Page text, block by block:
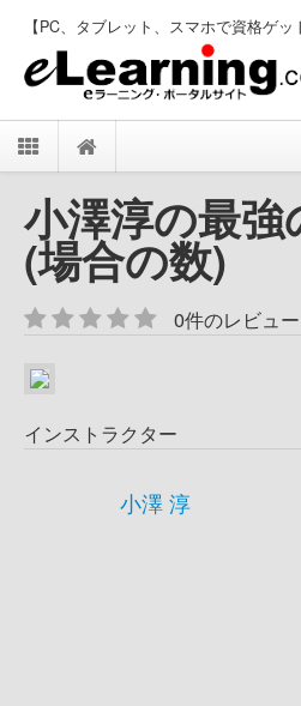
【PC、タブレット、スマホで資格ゲッ
小澤淳の最強
(場合の数)
0件のレビュー
インストラクター
小澤 淳